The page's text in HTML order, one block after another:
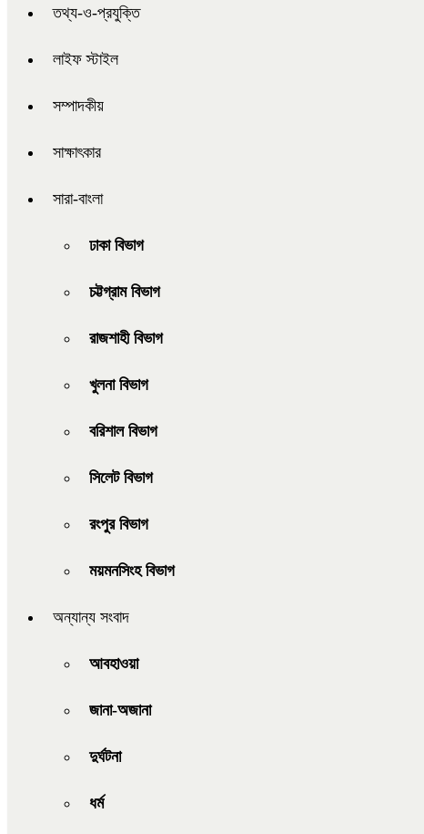
তথ্য-ও-প্রযুক্তি
লাইফ স্টাইল
সম্পাদকীয়
সাক্ষাৎকার
সারা-বাংলা
ঢাকা বিভাগ
চট্টগ্রাম বিভাগ
রাজশাহী বিভাগ
খুলনা বিভাগ
বরিশাল বিভাগ
সিলেট বিভাগ
রংপুর বিভাগ
ময়মনসিংহ বিভাগ
অন্যান্য সংবাদ
আবহাওয়া
জানা-অজানা
দুর্ঘটনা
ধর্ম